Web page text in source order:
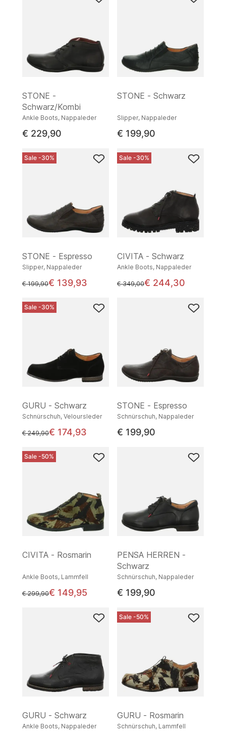
STONE -
Schwarz/Kombi
Ankle Boots, Nappaleder
€ 229,90
STONE - Schwarz
Slipper, Nappaleder
€ 199,90
Sale -30%
STONE - Espresso
Slipper, Nappaleder
statt
€ 199,90€ 139,93
Sale -30%
CIVITA - Schwarz
Ankle Boots, Nappaleder
statt
€ 349,00€ 244,30
Sale -30%
GURU - Schwarz
Schnürschuh, Veloursleder
statt
€ 249,90€ 174,93
STONE - Espresso
Schnürschuh, Nappaleder
€ 199,90
Sale -50%
CIVITA - Rosmarin
Ankle Boots, Lammfell
statt
€ 299,90€ 149,95
PENSA HERREN -
Schwarz
Schnürschuh, Nappaleder
€ 199,90
GURU - Schwarz
Ankle Boots, Nappaleder
Sale -50%
GURU - Rosmarin
Schnürschuh, Lammfell